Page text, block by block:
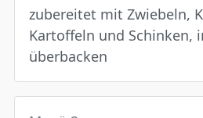
zubereitet mit Zwiebeln,
Kartoffeln und Schinken,
überbacken